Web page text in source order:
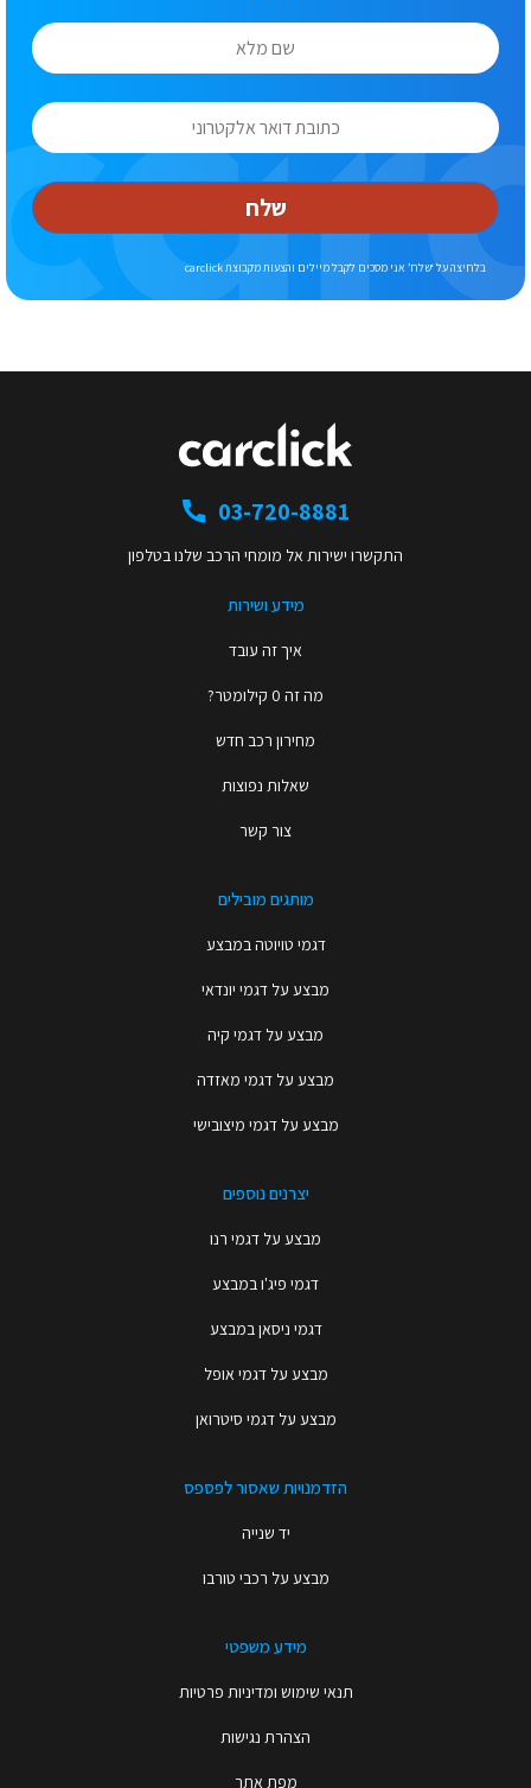
שלח
בלחיצה על ‘שלח’ אני מסכים לקבל מיילים והצעות מקבוצת carclick
מידע ושירות
איך זה עובד
מה זה 0 קילומטר?
מחירון רכב חדש
שאלות נפוצות
צור קשר
מותגים מובילים
דגמי טויוטה במבצע
מבצע על דגמי יונדאי
מבצע על דגמי קיה
מבצע על דגמי מאזדה
מבצע על דגמי מיצובישי
יצרנים נוספים
מבצע על דגמי רנו
דגמי פיג'ו במבצע
דגמי ניסאן במבצע
מבצע על דגמי אופל
מבצע על דגמי סיטרואן
הזדמנויות שאסור לפספס
יד שנייה
מבצע על רכבי טורבו
מידע משפטי
תנאי שימוש ומדיניות פרטיות
הצהרת נגישות
מפת אתר
03-720-8881
התקשרו ישירות אל מומחי הרכב שלנו בטלפון